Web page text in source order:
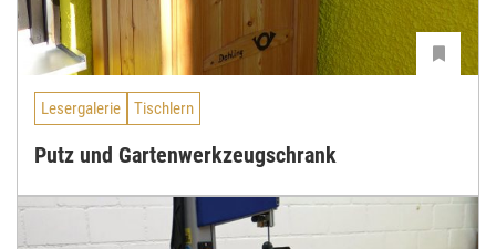
Lesergalerie Tischlern
Putz und Gartenwerkzeugschrank